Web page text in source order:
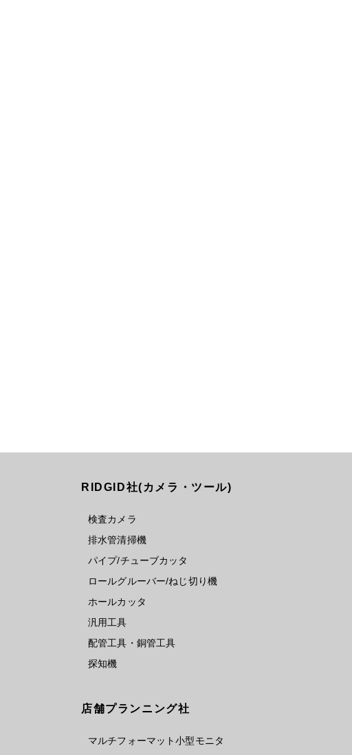
RIDGID社(カメラ・ツール)
検査カメラ
排水管清掃機
パイプ/チューブカッタ
ロールグルーバー/ねじ切り機
ホールカッタ
汎用工具
配管工具・銅管工具
探知機
店舗プランニング社
マルチフォーマット小型モニタ